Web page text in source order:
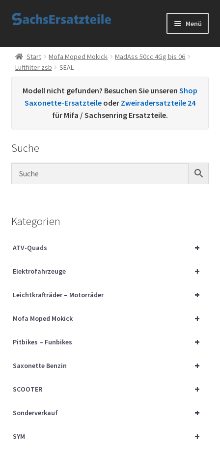
Zur
Zum
Menü
Start
AGB
Datenschutzerklärung
Kontakt
Sachs Ersatzteile
Über uns
Start Mofa Moped Mokick
MadAss 50cc 4Gg bis 06
Luftfilter zsb
SEAL
Modell nicht gefunden? Besuchen Sie unseren Shop
Saxonette-Ersatzteile oder Zweiradersatzteile 24
für Mifa / Sachsenring Ersatzteile.
Suche
Kategorien
+
ATV-Quads
+
Elektrofahrzeuge
+
Leichtkrafträder – Motorräder
+
Mofa Moped Mokick
+
Pitbikes – Funbikes
+
Saxonette Benzin
+
SCOOTER
+
Sonderverkauf
+
SYM